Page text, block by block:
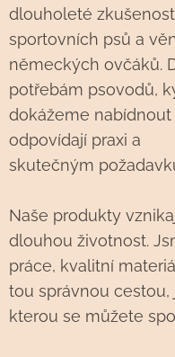
dlouholeté
sportovních psů a
německých ovčáků.
potřebám psovodů,
dokážeme
odpovídají praxi a
skutečným
Naše produkty
dlouhou životnost.
práce, kvalitní
tou správnou cestou,
kterou se můžete